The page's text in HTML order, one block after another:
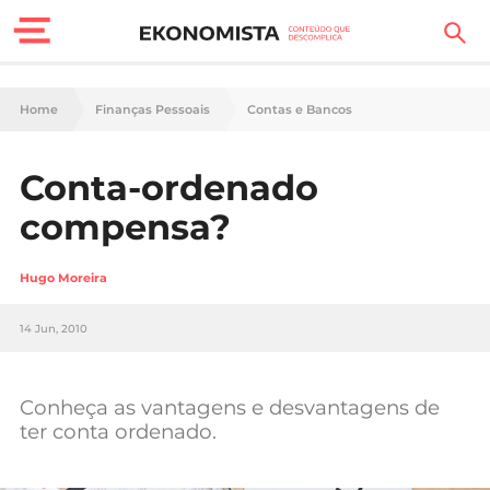
Finanças Pessoais
Carreira
Casa
Tecnologia
Home Finanças Pessoais Contas e Bancos
Conta-ordenado
compensa?
Hugo Moreira
14 Jun, 2010
Conheça as vantagens e desvantagens de
ter conta ordenado.